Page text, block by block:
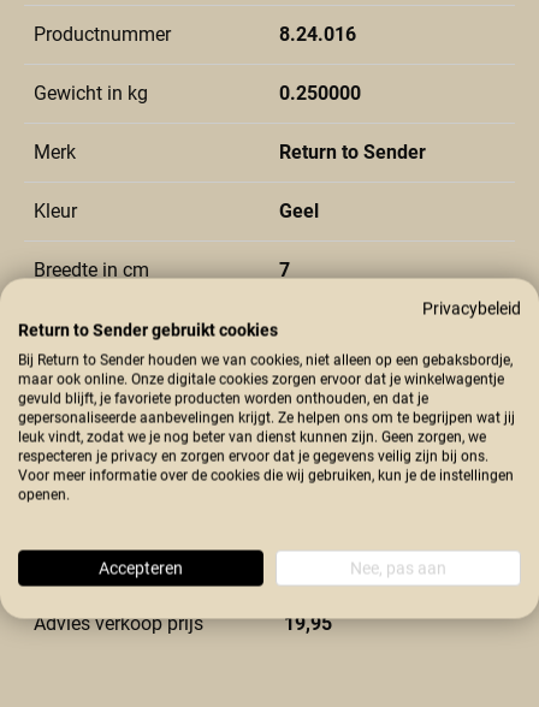
Productnummer 8.24.016
Gewicht in kg 0.250000
Merk Return to Sender
Kleur Geel
Breedte in cm 7
Diepte in cm
Diameter in cm 7
Materiaal type Stearine
Land van herkomst
Hoogte in cm
Advies verkoop prijs 19,95
Privacybeleid
Return to Sender gebruikt cookies
Bij Return to Sender houden we van cookies, niet alleen op een gebaksbordje,
maar ook online. Onze digitale cookies zorgen ervoor dat je winkelwagentje
gevuld blijft, je favoriete producten worden onthouden, en dat je
gepersonaliseerde aanbevelingen krijgt. Ze helpen ons om te begrijpen wat jij
leuk vindt, zodat we je nog beter van dienst kunnen zijn. Geen zorgen, we
respecteren je privacy en zorgen ervoor dat je gegevens veilig zijn bij ons.
Voor meer informatie over de cookies die wij gebruiken, kun je de instellingen
openen.
Accepteren Nee, pas aan